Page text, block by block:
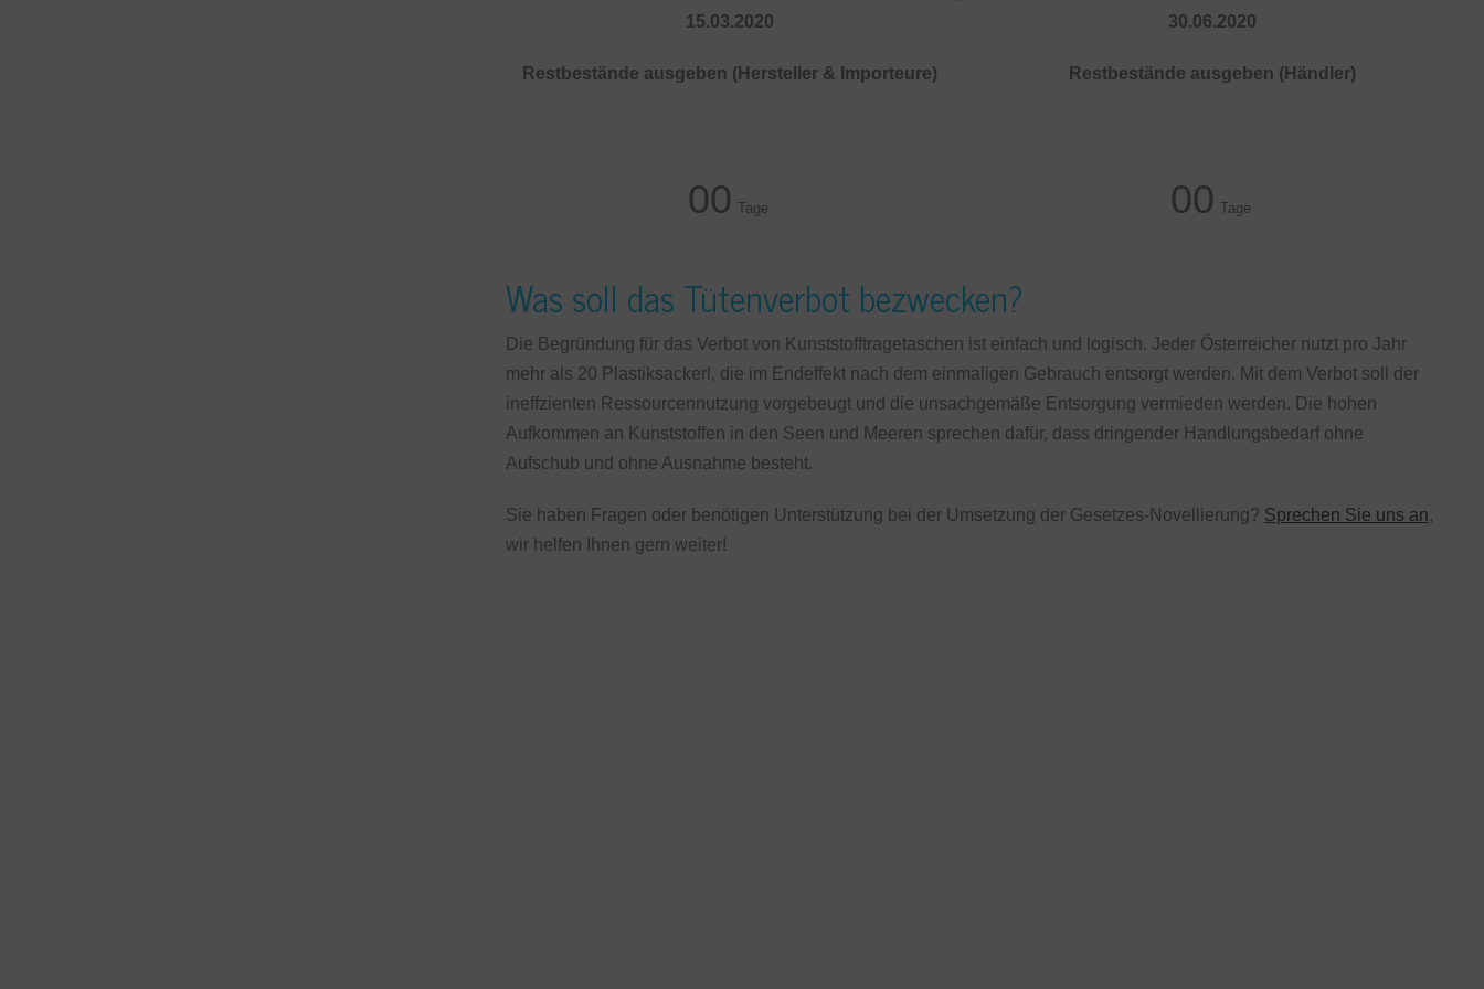
15.03.2020
Restbestände ausgeben (Hersteller & Importeure)
00 Tage
30.06.2020
Restbestände ausgeben (Händler)
00 Tage
Was soll das Tütenverbot bezwecken?
Die Begründung für das Verbot von Kunststofftragetaschen ist einfach und logisch. Jeder Österreicher nutzt pro Jahr
mehr als 20 Plastiksackerl, die im Endeffekt nach dem einmaligen Gebrauch entsorgt werden. Mit dem Verbot soll der
ineffzienten Ressourcennutzung vorgebeugt und die unsachgemäße Entsorgung vermieden werden. Die hohen
Aufkommen an Kunststoffen in den Seen und Meeren sprechen dafür, dass dringender Handlungsbedarf ohne
Aufschub und ohne Ausnahme besteht.
Sie haben Fragen oder benötigen Unterstützung bei der Umsetzung der Gesetzes-Novellierung? Sprechen Sie uns an,
wir helfen Ihnen gern weiter!